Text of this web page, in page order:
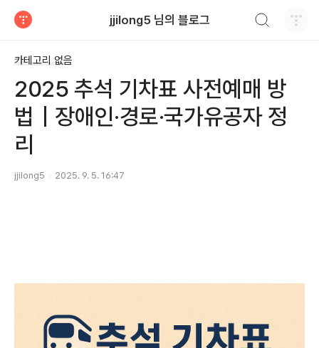
jjilong5 님의 블로그
카테고리 없음
2025 추석 기차표 사전예매 방
법｜장애인·경로·국가유공자 정
리
jjilong5 2025. 9. 5. 16:47